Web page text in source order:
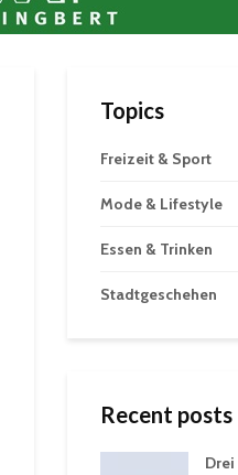
Topics
Freizeit & Sport
Mode & Lifestyle
Essen & Trinken
Stadtgeschehen
Recent posts
Drei